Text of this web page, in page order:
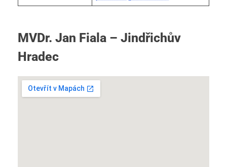
MVDr. Jan Fiala – Jindřichův
Hradec